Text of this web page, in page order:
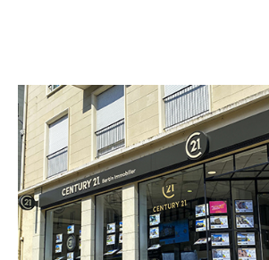
CENTURY 21 Bertin
31 rue des
CAEN - 14000
Envoyer un